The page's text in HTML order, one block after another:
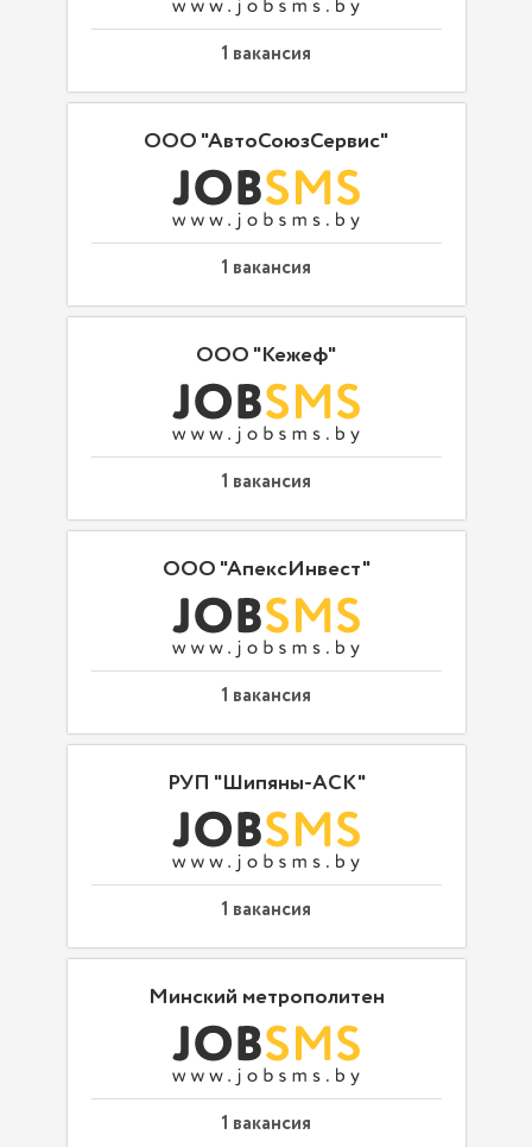
1 вакансия
ООО "АвтоСоюзСервис"
1 вакансия
ООО "Кежеф"
1 вакансия
ООО "АпексИнвест"
1 вакансия
РУП "Шипяны-АСК"
1 вакансия
Минский метрополитен
1 вакансия